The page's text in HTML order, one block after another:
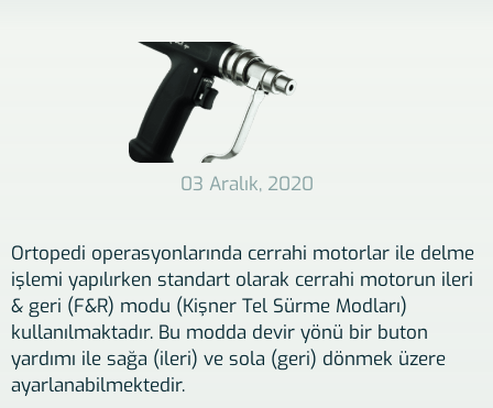
03 Aralık, 2020
Ortopedi operasyonlarında cerrahi motorlar ile delme
işlemi yapılırken standart olarak cerrahi motorun ileri
& geri (F&R) modu (Kişner Tel Sürme Modları)
kullanılmaktadır. Bu modda devir yönü bir buton
yardımı ile sağa (ileri) ve sola (geri) dönmek üzere
ayarlanabilmektedir.